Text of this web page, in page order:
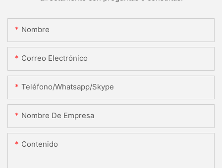
Nombre
Correo Electrónico
Teléfono/whatsapp/skype
Nombre De Empresa
Contenido